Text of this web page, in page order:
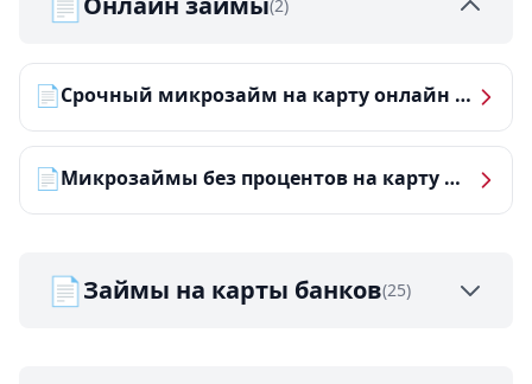
(2)
📄 Срочный микрозайм на карту онлайн — получить деньги за 5 минут
📄 Микрозаймы без процентов на карту — ТОП-10 за 2026 год
📄Займы на карты банков(25)